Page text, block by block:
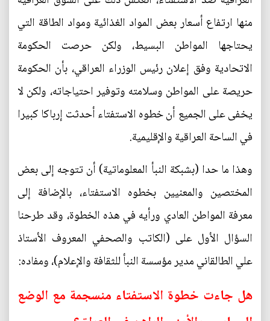
منها ارتفاع أسعار بعض المواد الغذائية ومواد الطاقة التي
يحتاجها المواطن البسيط، ولكن حرصت الحكومة
الاتحادية وفق إعلان رئيس الوزراء العراقي، بأن الحكومة
حريصة على المواطن وسلامته وتوفير احتياجاته، ولكن لا
يخفى على الجميع أن خطوه الاستفتاء أحدثت إرباكا كبيرا
في الساحة العراقية والإقليمية.
وهذا ما حدا (بشبكة النبأ المعلوماتية) أن تتوجه إلى بعض
المختصين والمعنيين بخطوه الاستفتاء، بالإضافة إلى
معرفة المواطن العادي ورأيه في هذه الخطوة، وقد طرحنا
السؤال الأول على (الكاتب والصحفي المعروف الأستاذ
علي الطالقاني مدير مؤسسة النبأ للثقافة والإعلام)، ومفاده:
هل جاءت خطوة الاستفتاء منسجمة مع الوضع